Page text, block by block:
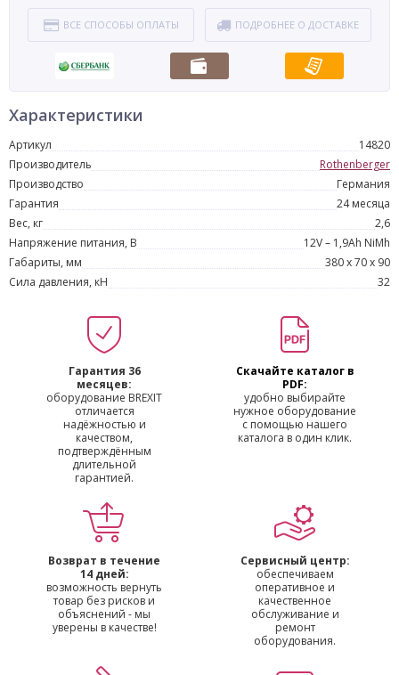
ВСЕ СПОСОБЫ ОПЛАТЫ ПОДРОБНЕЕ О ДОСТАВКЕ
Характеристики
Артикул
14820
Производитель
Rothenberger
Производство
Германия
Гарантия
24 месяца
Вес, кг
2,6
Напряжение питания, В
12V – 1,9Ah NiMh
Габариты, мм
380 х 70 х 90
Сила давления, кН
32
Гарантия 36
месяцев:
оборудование BREXIT
отличается
надёжностью и
качеством,
подтверждённым
длительной
гарантией.
Скачайте каталог в
PDF:
удобно выбирайте
нужное оборудование
с помощью нашего
каталога в один клик.
Возврат в течение
14 дней:
возможность вернуть
товар без рисков и
объяснений - мы
уверены в качестве!
Сервисный центр:
обеспечиваем
оперативное и
качественное
обслуживание и
ремонт
оборудования.